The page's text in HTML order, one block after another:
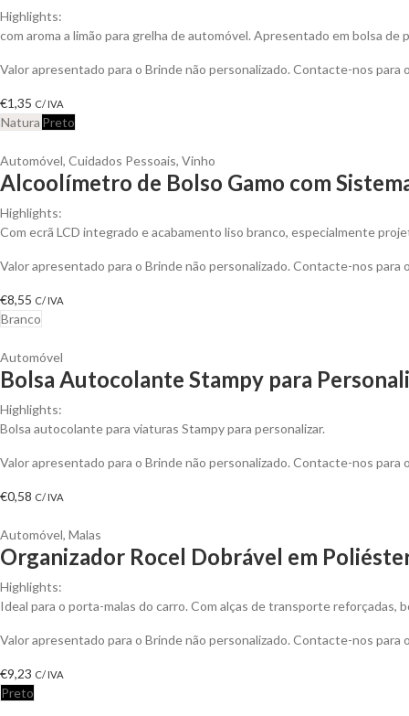
Highlights:
com aroma a limão para grelha de automóvel. Apresentado em bolsa de
Valor apresentado para o Brinde não personalizado. Contacte-nos
€1,35 C/ IVA
Natura Preto
Automóvel, Cuidados Pessoais, Vinho
Alcoolímetro de Bolso Gamo com
Highlights:
Com ecrã LCD integrado e acabamento liso branco, especialmente
Valor apresentado para o Brinde não personalizado. Contacte-nos
€8,55 C/ IVA
Branco
Automóvel
Bolsa Autocolante Stampy para
Highlights:
Bolsa autocolante para viaturas Stampy para personalizar.
Valor apresentado para o Brinde não personalizado. Contacte-nos
€0,58 C/ IVA
Automóvel, Malas
Organizador Rocel Dobrável em
Highlights:
Ideal para o porta-malas do carro. Com alças de transporte reforçadas,
Valor apresentado para o Brinde não personalizado. Contacte-nos
€9,23 C/ IVA
Preto